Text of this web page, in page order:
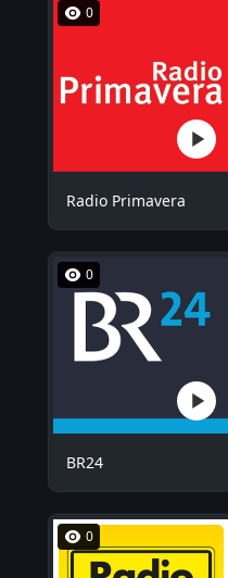
0
Radio Primavera
0
BR24
0